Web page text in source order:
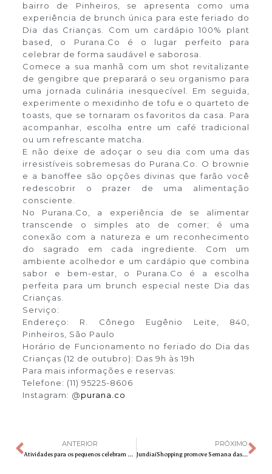
bairro de Pinheiros, se apresenta como uma
experiência de brunch única para este feriado do
Dia das Crianças. Com um cardápio 100% plant
based, o Purana.Co é o lugar perfeito para
celebrar de forma saudável e saborosa.
Comece a sua manhã com um shot revitalizante
de gengibre que preparará o seu organismo para
uma jornada culinária inesquecível. Em seguida,
experimente o mexidinho de tofu e o quarteto de
toasts, que se tornaram os favoritos da casa. Para
acompanhar, escolha entre um café tradicional
ou um refrescante matcha.
E não deixe de adoçar o seu dia com uma das
irresistíveis sobremesas do Purana.Co. O brownie
e a banoffee são opções divinas que farão você
redescobrir o prazer de uma alimentação
consciente.
No Purana.Co, a experiência de se alimentar
transcende o simples ato de comer; é uma
conexão com a natureza e um reconhecimento
do sagrado em cada ingrediente. Com um
ambiente acolhedor e um cardápio que combina
sabor e bem-estar, o Purana.Co é a escolha
perfeita para um brunch especial neste Dia das
Crianças.
Serviço:
Endereço: R. Cônego Eugênio Leite, 840,
Pinheiros, São Paulo
Horário de Funcionamento no feriado do Dia das
Crianças (12 de outubro): Das 9h às 19h
Para mais informações e reservas:
Telefone: (11) 95225-8606
Instagram: @purana.co
ANTERIOR
Atividades para os pequenos celebram a semana do Dia das Crianças no Campinas Shopping
PRÓXIMO
JundiaíShopping promove Semana das Crianças